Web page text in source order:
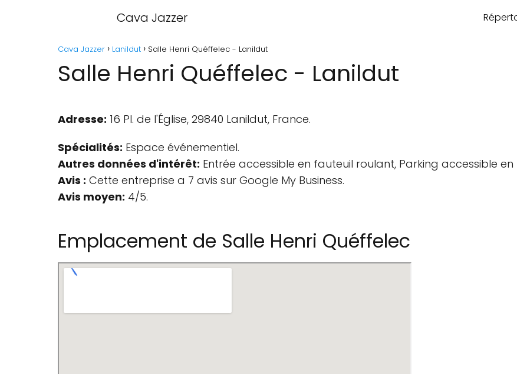
Cava Jazzer
Cava Jazzer Lanildut Salle Henri Quéffelec - Lanildut
Salle Henri Quéffelec - Lanildut
Adresse: 16 Pl. de l'Église, 29840 Lanildut, France.
Spécialités: Espace événementiel.
Autres données d'intérêt: Entrée accessible en fauteuil roulant, Parking accessible
Avis : Cette entreprise a 7 avis sur Google My Business.
Avis moyen: 4/5.
Emplacement de Salle Henri Quéffelec